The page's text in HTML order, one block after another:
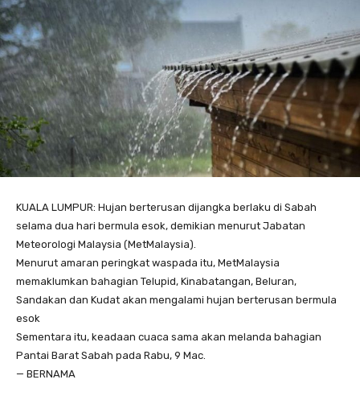
KUALA LUMPUR: Hujan berterusan dijangka berlaku di Sabah
selama dua hari bermula esok, demikian menurut Jabatan
Meteorologi Malaysia (MetMalaysia).
Menurut amaran peringkat waspada itu, MetMalaysia
memaklumkan bahagian Telupid, Kinabatangan, Beluran,
Sandakan dan Kudat akan mengalami hujan berterusan bermula
esok
Sementara itu, keadaan cuaca sama akan melanda bahagian
Pantai Barat Sabah pada Rabu, 9 Mac.
— BERNAMA